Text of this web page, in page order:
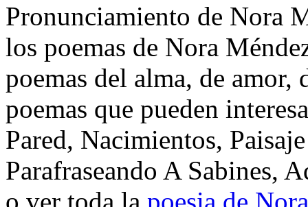
Pronunciamiento de Nora
los poemas de Nora
poemas del alma, de
poemas que pueden
Pared, Nacimientos,
Parafraseando A Sabines,
o ver toda la poesia de